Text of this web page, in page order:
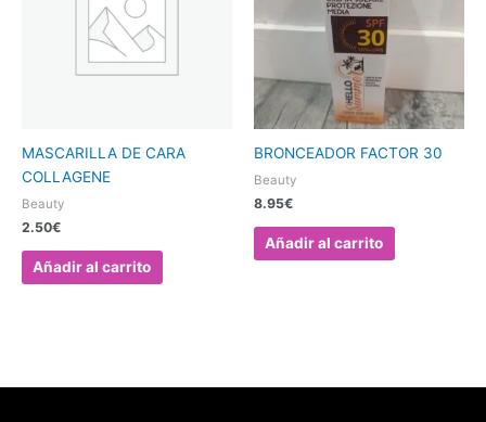
MASCARILLA DE CARA
COLLAGENE
Beauty
2.50€
Añadir al carrito
BRONCEADOR FACTOR 30
Beauty
8.95€
Añadir al carrito